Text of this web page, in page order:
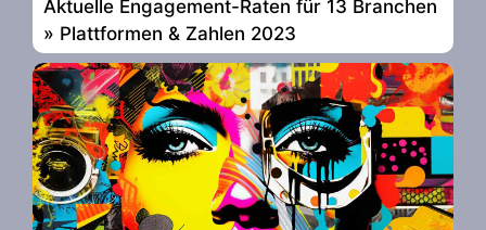
Aktuelle Engagement-Raten für 13 Branchen
» Plattformen & Zahlen 2023